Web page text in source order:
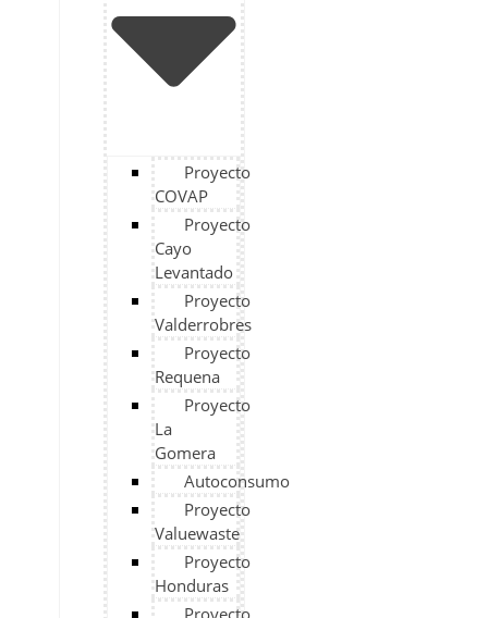
Proyecto
COVAP
Proyecto
Cayo
Levantado
Proyecto
Valderrobres
Proyecto
Requena
Proyecto
La
Gomera
Autoconsumo
Proyecto
Valuewaste
Proyecto
Honduras
Proyecto